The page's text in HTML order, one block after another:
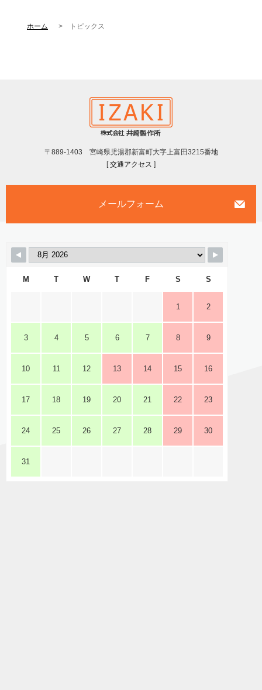
ホーム トピックス
〒889-1403 宮崎県児湯郡新富町大字上富田3215番地
[交通アクセス ]
メールフォーム
M T W T F S S
1 2
3 4 5 6 7 8 9
10 11 12 13 14 15 16
17 18 19 20 21 22 23
24 25 26 27 28 29 30
31